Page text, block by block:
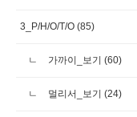
3_P/H/O/T/O (85)
가까이_보기 (60)
멀리서_보기 (24)